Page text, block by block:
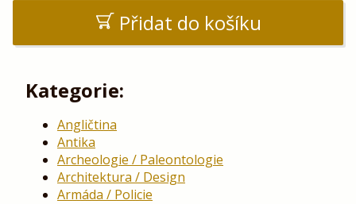
Přidat do košíku
Kategorie:
Angličtina
Antika
Archeologie / Paleontologie
Architektura / Design
Armáda / Policie